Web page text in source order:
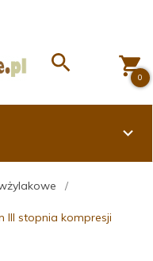
0
III stopnia kompresji